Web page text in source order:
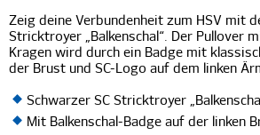
Zeig deine Verbundenheit zum HSV mit
Stricktroyer „Balkenschal“. Der Pullover
Kragen wird durch ein Badge mit
der Brust und SC-Logo auf dem linken
Schwarzer SC Stricktroyer
Mit Balkenschal-Badge auf der linken